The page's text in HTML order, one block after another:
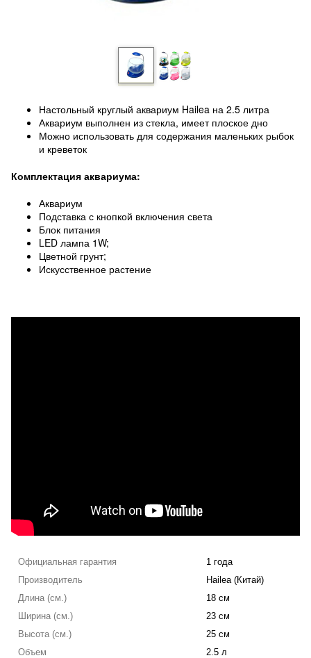
Настольный круглый аквариум Hailea на 2.5 литра
Аквариум выполнен из стекла, имеет плоское дно
Можно использовать для содержания маленьких рыбок
и креветок
Комплектация аквариума:
Аквариум
Подставка с кнопкой включения света
Блок питания
LED лампа 1W;
Цветной грунт;
Искусственное растение
Официальная гарантия
1 года
Производитель
Hailea (Китай)
Длина (см.)
18 см
Ширина (см.)
23 см
Высота (см.)
25 см
Объем
2.5 л